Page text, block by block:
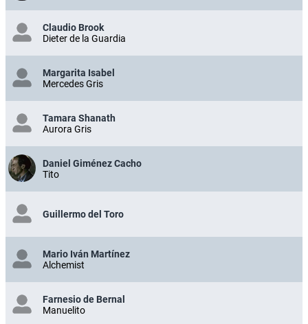
Claudio Brook
Dieter de la Guardia
Margarita Isabel
Mercedes Gris
Tamara Shanath
Aurora Gris
Daniel Giménez Cacho
Tito
Guillermo del Toro
Mario Iván Martínez
Alchemist
Farnesio de Bernal
Manuelito